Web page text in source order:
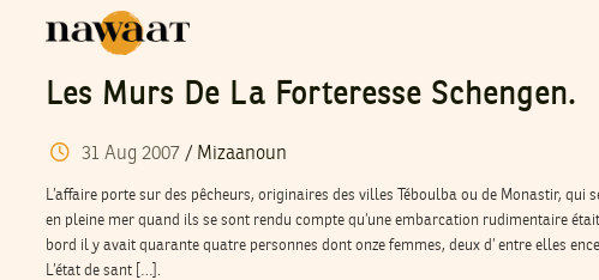
Les Murs De La Forteresse Schengen.
31 Aug 2007/ Mizaanoun
L’affaire porte sur des pêcheurs, originaires des villes Téboulba ou de Monastir, qui
en pleine mer quand ils se sont rendu compte qu’une embarcation rudimentaire
bord il y avait quarante quatre personnes dont onze femmes, deux d’ entre elles
L’état de sant […].